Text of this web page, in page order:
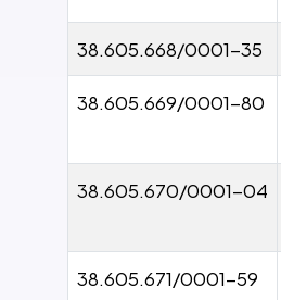
38.605.668/0001-35
38.605.669/0001-80
38.605.670/0001-04
38.605.671/0001-59